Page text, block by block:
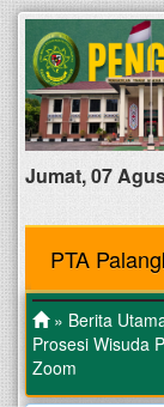
Jumat, 07
PTA
» Berita
Prosesi Wisuda
Zoom